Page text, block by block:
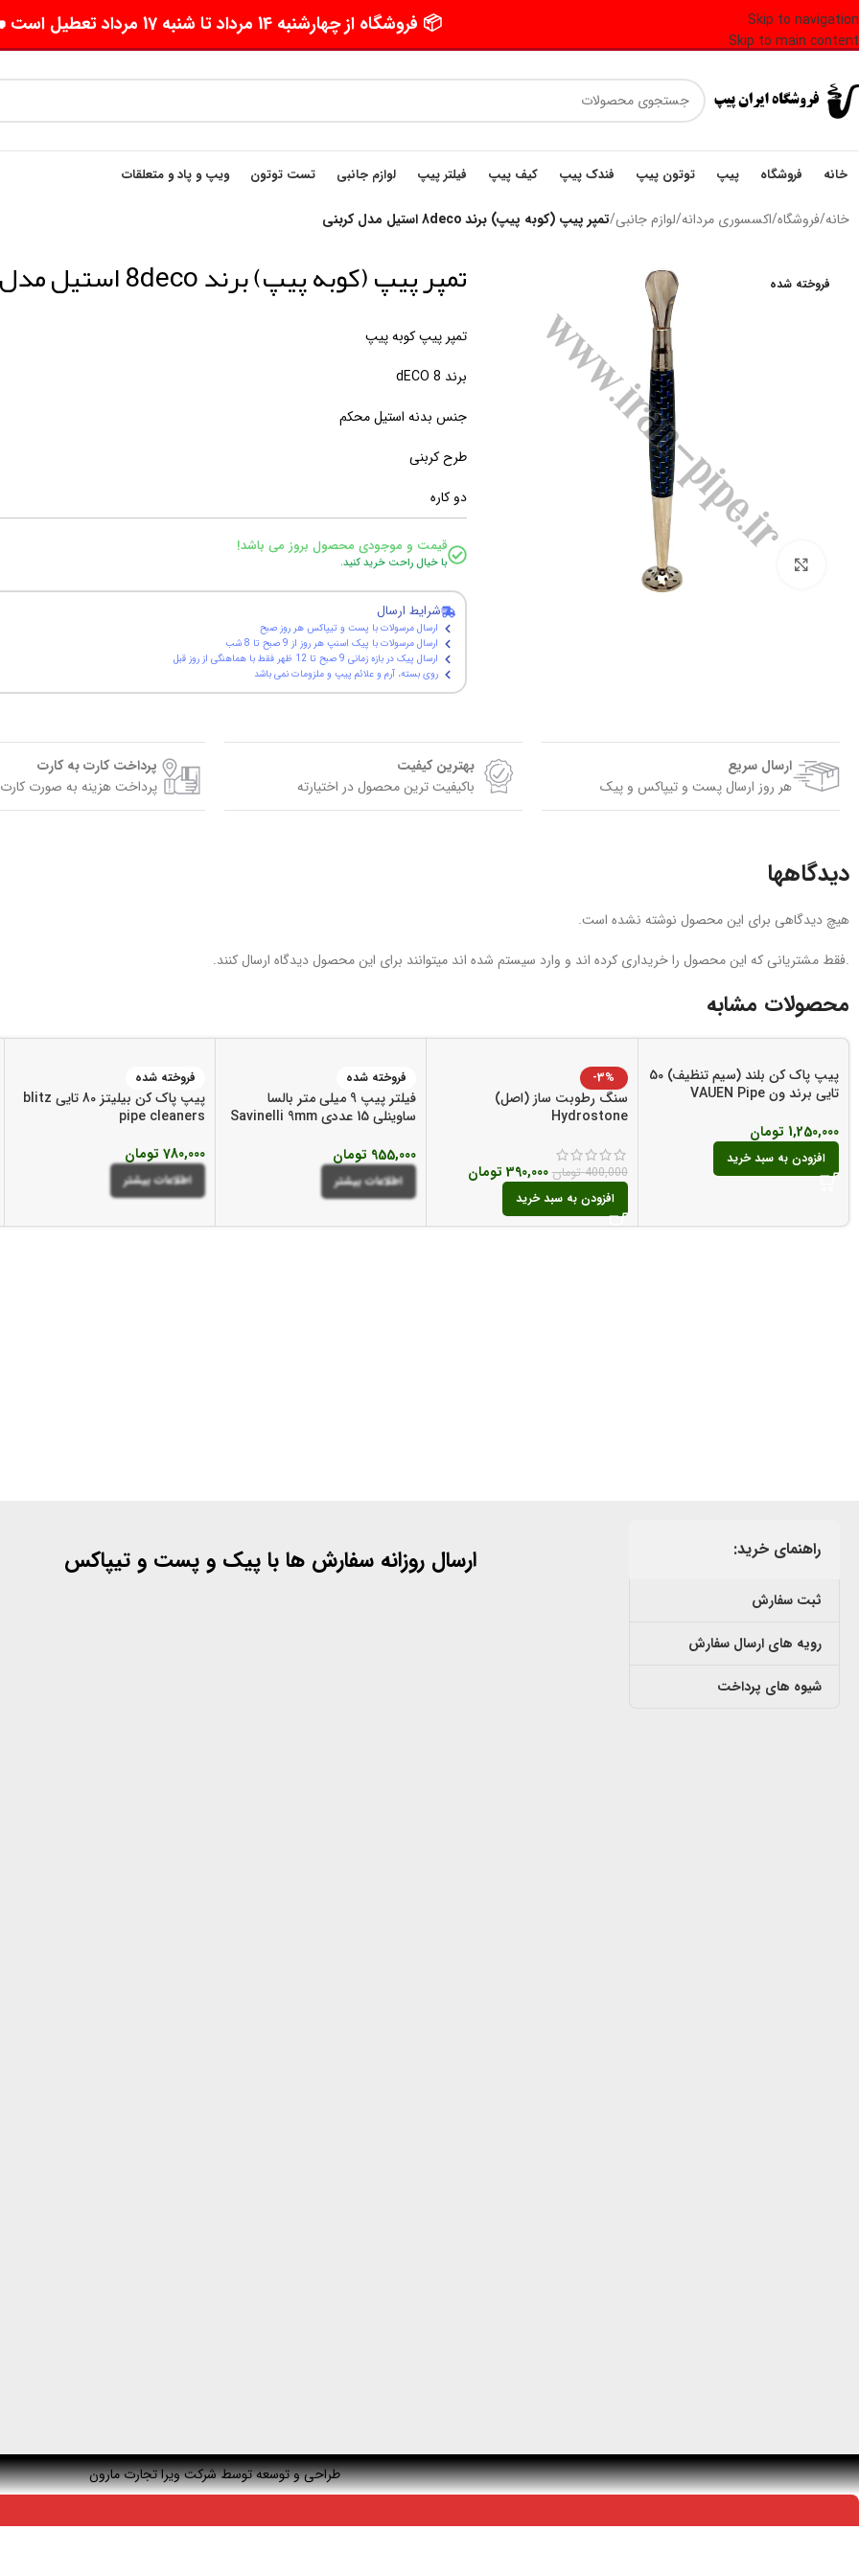
Skip to navigation
Skip to main content
📦 فروشگاه از چهارشنبه 14 مرداد تا شنبه 17 مرداد تعطیل است 🛵
خانه فروشگاه پیپ توتون پیپ فندک پیپ کیف پیپ فیلتر پیپ لوازم جانبی تست توتون ویپ و پاد و متعلقات
خانه/فروشگاه/اکسسوری مردانه/لوازم جانبی/تمپر پیپ (کوبه پیپ) برند 8deco استیل مدل کربنی
فروخته شده
برای بزرگنمایی کلیک کنید
تمپر پیپ (کوبه پیپ) برند 8deco استیل مدل کربنی
تمپر پیپ کوبه پیپ
برند 8 dECO
جنس بدنه استیل محکم
طرح کربنی
دو کاره
قیمت و موجودی محصول بروز می باشد!
با خیال راحت خرید کنید.
شرایط ارسال
ارسال مرسولات با پست و تیپاکس هر روز صبح
ارسال مرسولات با پیک اسنپ هر روز از 9 صبح تا 8 شب
ارسال پیک در بازه زمانی 9 صبح تا 12 ظهر فقط با هماهنگی از روز قبل
روی بسته، آرم و علائم پیپ و ملزومات نمی باشد
ارسال سریع
هر روز ارسال پست و تیپاکس و پیک
بهترین کیفیت
باکیفیت ترین محصول در اختیارته
پرداخت کارت به کارت
پرداخت هزینه به صورت
دیدگاهها
هیچ دیدگاهی برای این محصول نوشته نشده است.
.فقط مشتریانی که این محصول را خریداری کرده اند و وارد سیستم شده اند میتوانند برای این محصول دیدگاه ارسال کنند.
محصولات مشابه
پیپ پاک کن بلند (سیم تنظیف) 50
تایی برند ون VAUEN Pipe
1,250,000 تومان
افزودن به سبد خرید
-3%
سنگ رطوبت ساز (اصل)
Hydrostone
400,000 تومان 390,000 تومان
افزودن به سبد خرید
فروخته شده
فیلتر پیپ 9 میلی متر بالسا
ساوینلی 15 عددی Savinelli 9mm
955,000 تومان
اطلاعات بیشتر
فروخته شده
پیپ پاک کن بیلیتز 80 تایی blitz
pipe cleaners
780,000 تومان
اطلاعات بیشتر
راهنمای خرید:
ثبت سفارش
رویه های ارسال سفارش
شیوه های پرداخت
ارسال روزانه سفارش ها با پیک و پست و تیپاکس
طراحی و توسعه توسط شرکت ویرا تجارت مارون